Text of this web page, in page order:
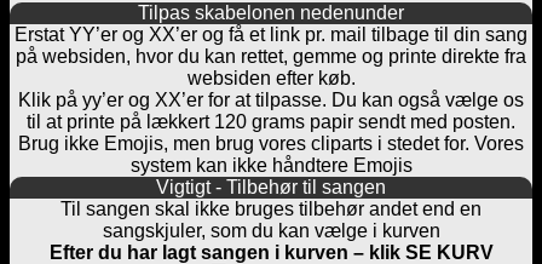
Tilpas skabelonen nedenunder
Erstat YY’er og XX’er og få et link pr. mail tilbage til din sang
på websiden, hvor du kan rettet, gemme og printe direkte fra
websiden efter køb.
Klik på yy’er og XX’er for at tilpasse. Du kan også vælge os
til at printe på lækkert 120 grams papir sendt med posten.
Brug ikke Emojis, men brug vores cliparts i stedet for. Vores
system kan ikke håndtere Emojis
Vigtigt - Tilbehør til sangen
Til sangen skal ikke bruges tilbehør andet end en
sangskjuler, som du kan vælge i kurven
Efter du har lagt sangen i kurven – klik SE KURV